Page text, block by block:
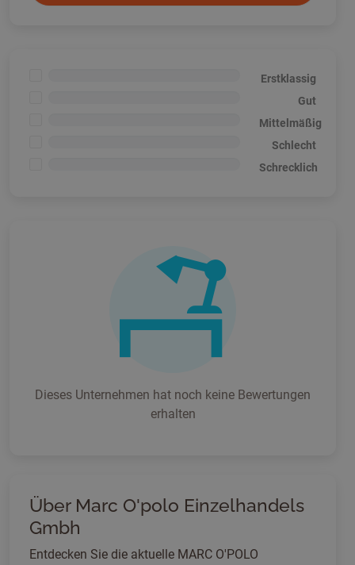
Erstklassig
Gut
Mittelmäßig
Schlecht
Schrecklich
Dieses Unternehmen hat noch keine Bewertungen
erhalten
Über Marc O'polo Einzelhandels
Gmbh
Entdecken Sie die aktuelle MARC O'POLO